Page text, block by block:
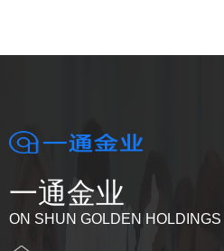
一通金业
ON SHUN GOLDEN HOLDINGS